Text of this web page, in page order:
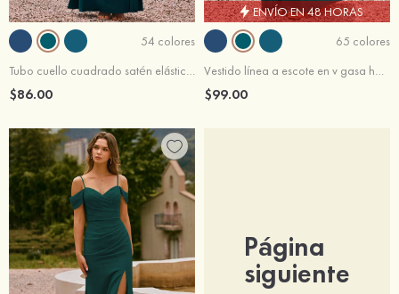
54 colores
Tubo cuello cuadrado satén elástico hasta el suelo vestido de dama de honor
$86.00
ENVÍO EN 48 HORAS
65 colores
Vestido línea a escote en v gasa hasta el suelo vestido de dama de honor
$99.00
Página
siguiente